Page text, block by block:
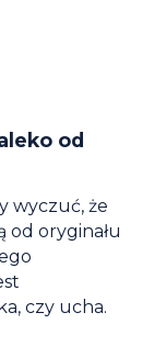
od
wyczuć, że
od oryginału
czy ucha.